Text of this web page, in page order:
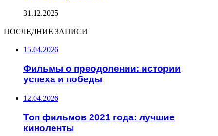
31.12.2025
ПОСЛЕДНИЕ ЗАПИСИ
15.04.2026
Фильмы о преодолении: истории
успеха и победы
12.04.2026
Топ фильмов 2021 года: лучшие
киноленты